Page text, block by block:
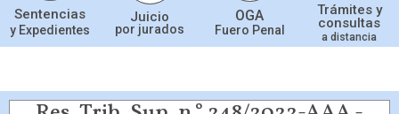
Sentencias
y Expedientes
Juicio
por jurados
OGA
Fuero Penal
Trámites y
consultas
a distancia